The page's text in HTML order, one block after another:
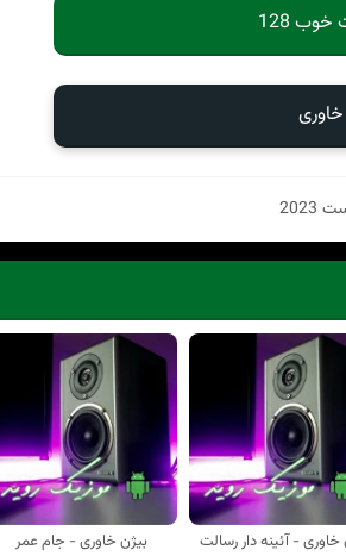
128
خاوری - آئینه دار رسالت بیژن خاوری - جام عمر